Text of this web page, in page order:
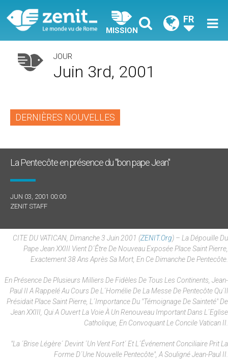
MISSION
FR
JOUR
Juin 3rd, 2001
DERNIÈRES NOUVELLES
La Pentecôte en présence du "bon pape Jean"
JUN 03, 2001 00:00
ZENIT STAFF
CITE DU VATICAN, Dimanche 3 Juin 2001 (ZENIT.org) – La Dépouille Du
Pape Jean XXIII Vient D´être De Nouveau Exposée Place Saint Pierre,
Exactement 38 Ans Après Sa Mort, En Ce Dimanche De Pentecôte.
En Présence De Plusieurs Milliers De Fidèles De Tous Les Continents, Jean-
Paul II A Rappelé Au Cours De L´homélie De La Messe De Pentecôte Qu´il
Présidait Place Saint Pierre, L´importance Du "témoignage De Sainteté" De
Jean XXIII, Qui A Ouvert La Voie À Un Renouveau Important Dans L´Eglise
Catholique, En Convoquant Le Concile Vatican II.
"La ´brise Légère´ Devint ´un Vent Fort´ Et L´événement Conciliaire Prit La
Forme D´une Nouvelle Pentecôte", A Souligné Jean-Paul II.